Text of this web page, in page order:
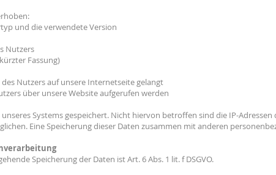
und die verwendete Version
Nutzers
Fassung)
Nutzers auf unsere Internetseite gelangt
über unsere Website aufgerufen werden
Systems gespeichert. Nicht hiervon betroffen sind die IP-
Eine Speicherung dieser Daten zusammen mit anderen
Speicherung der Daten ist Art. 6 Abs. 1 lit. f DSGVO.